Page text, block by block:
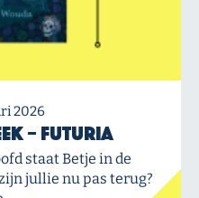
2026
– Futuria
staat Betje in de
jullie nu pas terug?